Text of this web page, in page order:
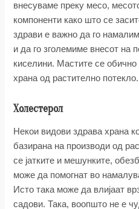
внесуваме преку месо,
компоненти како што се
здрави е важно да го
и да го зголемиме внесот на
киселини. Мастите се
храна од растително потекло.
Холестерол
Некои видови здрава храна
базирана на производи од
се јатките и мешунките,
може да помогнат во
Исто така може да влијаат
садови. Така, воопшто не е